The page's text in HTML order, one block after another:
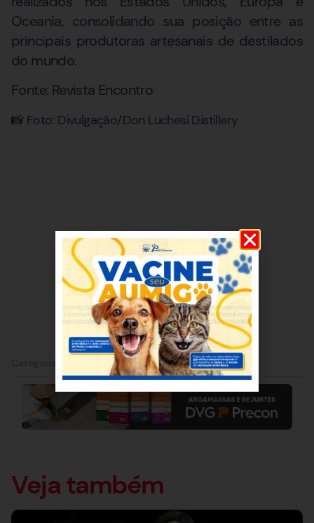
Oceania, consolidando sua posição entre as
principais produtoras artesanais de destilados
do mundo.
Fonte: Revista Encontro
📸 Foto: Divulgação/Don Luchesi Distillery
Lagoa Santa
Veja também